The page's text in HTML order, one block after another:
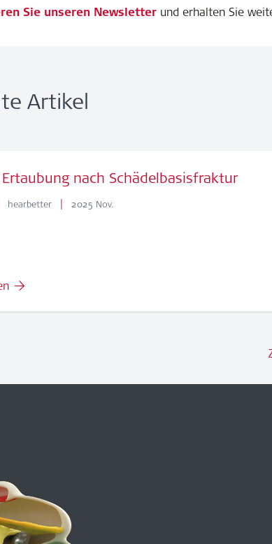
Sie unseren Newsletter und erhalten Sie
Artikel
nach Schädelbasisfraktur
hearbetter | 2025 Nov.